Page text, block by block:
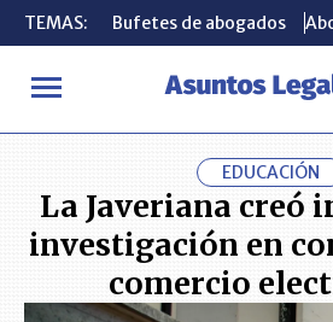
TEMAS: Bufetes de abogados
INICIO ACTUALIDAD La Javeriana
TEMAS: Bufetes de abogados
EDUCACIÓN
La Javeriana creó
investigación en
comercio